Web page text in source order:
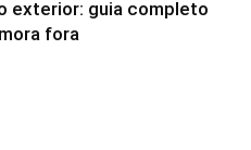
exterior: guia completo
fora